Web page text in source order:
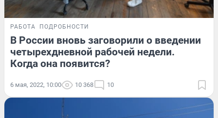
РАБОТА ПОДРОБНОСТИ
В России вновь заговорили о введении
четырехдневной рабочей недели.
Когда она появится?
6 мая, 2022, 10:00 10 368 10